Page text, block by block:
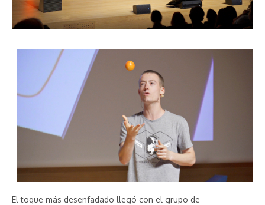
El toque más desenfadado llegó con el grupo de